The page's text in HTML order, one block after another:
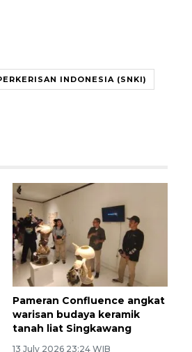
INDONESIA (SNKI)
Pameran Confluence angkat
warisan budaya keramik
tanah liat Singkawang
13 July 2026 23:24 WIB